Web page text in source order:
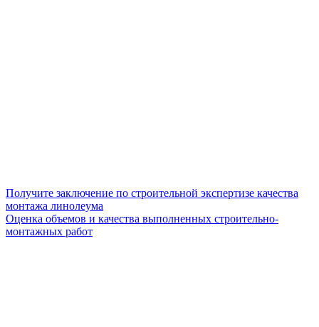
Получите заключение по строительной экспертизе качества
монтажа линолеума
Оценка объемов и качества выполненных строительно-
монтажных работ